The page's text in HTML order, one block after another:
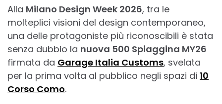
Alla Milano Design Week 2026, tra le
molteplici visioni del design contemporaneo,
una delle protagoniste più riconoscibili è stata
senza dubbio la nuova 500 Spiaggina MY26
firmata da Garage Italia Customs, svelata
per la prima volta al pubblico negli spazi di 10
Corso Como.